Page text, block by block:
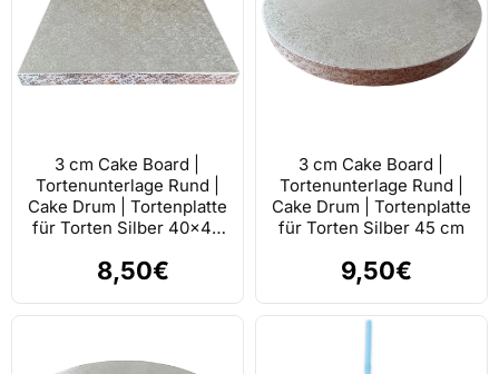
3 cm Cake Board |
Tortenunterlage Rund |
Cake Drum | Tortenplatte
für Torten Silber 40x40
8,50€
3 cm Cake Board |
Tortenunterlage Rund |
Cake Drum | Tortenplatte
für Torten Silber 45 cm
9,50€